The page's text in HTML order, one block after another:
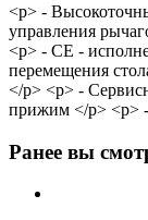
<p> -​
управления
<p> -​ СЕ -
перемещения
</p> <p> -​
прижим </p> <p>
Ранее вы